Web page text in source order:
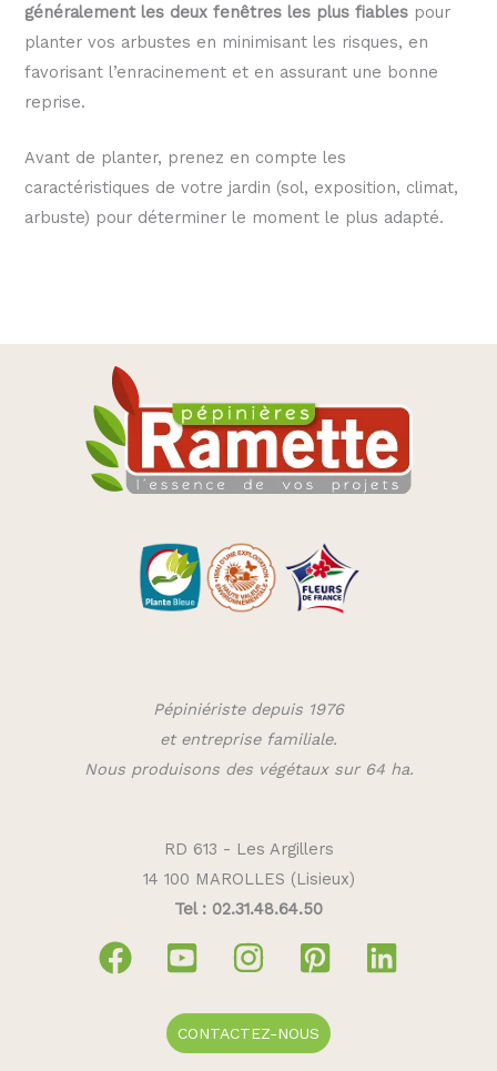
généralement les deux fenêtres les plus fiables pour
planter vos arbustes en minimisant les risques, en
favorisant l’enracinement et en assurant une bonne
reprise.
Avant de planter, prenez en compte les
caractéristiques de votre jardin (sol, exposition, climat,
arbuste) pour déterminer le moment le plus adapté.
Pépiniériste depuis 1976
et entreprise familiale.
Nous produisons des végétaux sur 64 ha.
RD 613 - Les Argillers
14 100 MAROLLES (Lisieux)
Tel : 02.31.48.64.50
CONTACTEZ-NOUS